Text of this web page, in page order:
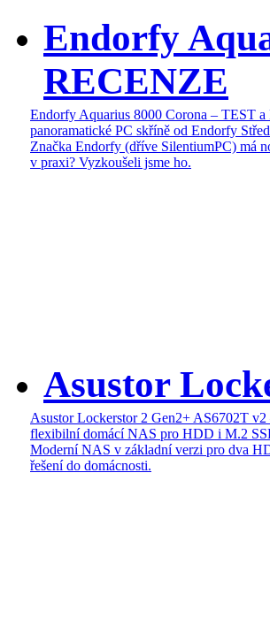
Endorfy
RECENZE
Endorfy Aquarius 8000 Corona – TEST
panoramatické PC skříně od Endorfy
Značka Endorfy (dříve SilentiumPC) má
v praxi? Vyzkoušeli jsme ho.
Asustor
Asustor Lockerstor 2 Gen2+ AS6702T
flexibilní domácí NAS pro HDD i M.2
Moderní NAS v základní verzi pro dva
řešení do domácnosti.